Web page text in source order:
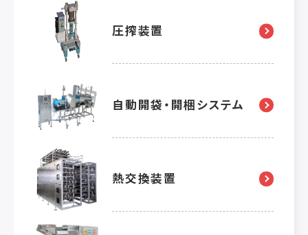
圧搾装置
自動開袋・開梱システム
熱交換装置